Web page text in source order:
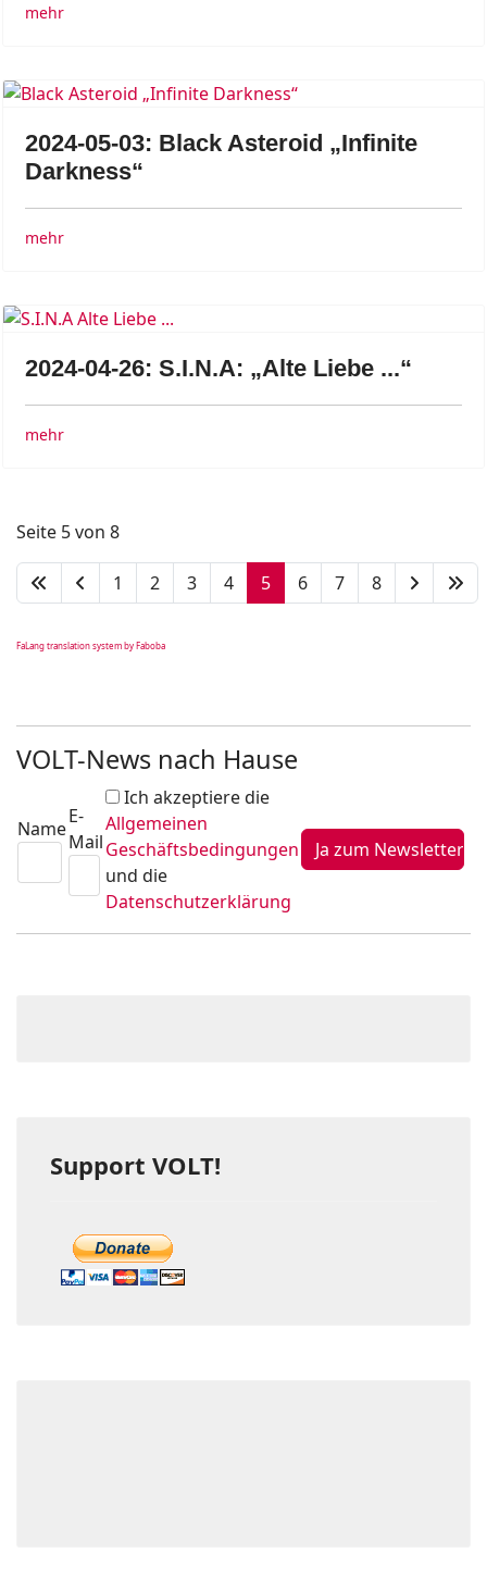
mehr
2024-05-03: Black Asteroid „Infinite
Darkness“
mehr
2024-04-26: S.I.N.A: „Alte Liebe ...“
mehr
Seite 5 von 8
1 2 3 4 5 6 7 8
FaLang translation system by Faboba
VOLT-News nach Hause
Name
E-
Mail
Ich akzeptiere die
Allgemeinen
Geschäftsbedingungen
und die
Datenschutzerklärung
Support VOLT!